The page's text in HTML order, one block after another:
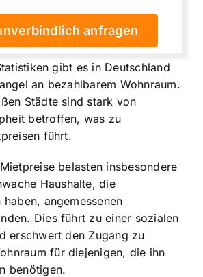
anfragen
gibt es in Deutschland
an bezahlbarem Wohnraum.
Städte sind stark von
betroffen, was zu
führt.
belasten insbesondere
Haushalte, die
angemessenen
Dies führt zu einer sozialen
erschwert den Zugang zu
für diejenigen, die ihn
benötigen.